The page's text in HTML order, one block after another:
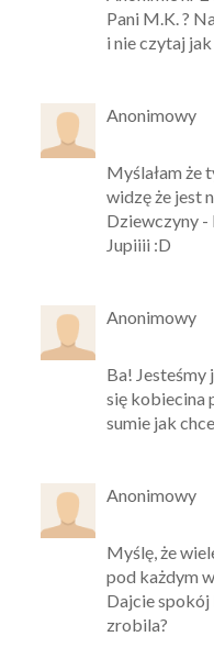
Pani M.K. ?
i nie czytaj
Anonimowy
Myślałam że
widzę że jest
Dziewczyny -
Jupiiii :D
Anonimowy
Ba! Jesteśmy
się kobiecina
sumie jak
Anonimowy
Myślę, że
pod każdym
Dajcie
zrobila?